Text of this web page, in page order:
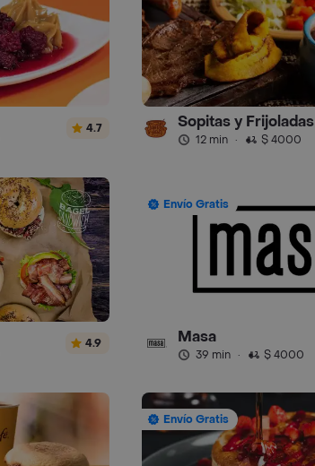
4.7 Sopitas y Frijoladas
12 min · $ 4000
4.9
Envío Gratis
Masa
39 min · $ 4000
Envío Gratis